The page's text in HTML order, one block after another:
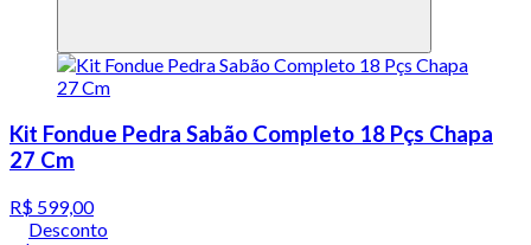
Kit Fondue Pedra Sabão Completo 18 Pçs Chapa
27 Cm
R$ 599,00
Desconto